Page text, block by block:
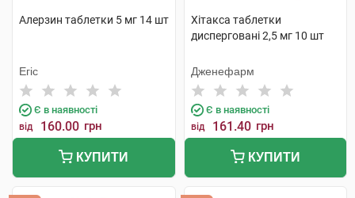
Алерзин таблетки 5 мг 14 шт
Егіс
Є в наявності
від 160.00 грн
КУПИТИ
Хітакса таблетки
дисперговані 2,5 мг 10 шт
Дженефарм
Є в наявності
від 161.40 грн
КУПИТИ